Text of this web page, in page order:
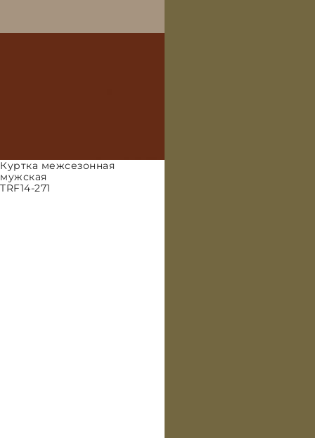
Куртка межсезонная
мужская
TRF14-271